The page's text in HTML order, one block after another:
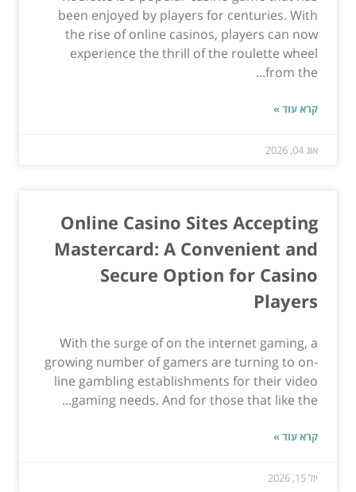
been enjoyed by players for centuries. With
the rise of online casinos, players can now
experience the thrill of the roulette wheel
from the...
קרא עוד »
אוג 04, 2026
Online Casino Sites Accepting
Mastercard: A Convenient and
Secure Option for Casino
Players
With the surge of on the internet gaming, a
growing number of gamers are turning to on-
line gambling establishments for their video
gaming needs. And for those that like the...
קרא עוד »
יול 15, 2026